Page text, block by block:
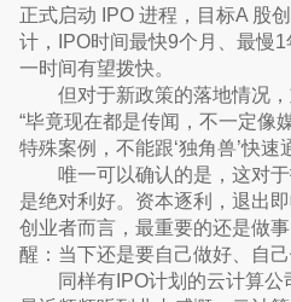
正式启动 IPO 进程，目标A 股
计，IPO时间最快9个月、最慢
一时间有望拨快。
但对于新政策的落地情况
“毕竟现在都是传闻，不一定像
特殊案例，不能跟‘独角兽’快速
唯一可以确认的是，这对
是绝对利好。资本逐利，退出
创业者而言，最重要的还是做
醒：当下还是要自己做好、自己
同样有IPO计划的云计算